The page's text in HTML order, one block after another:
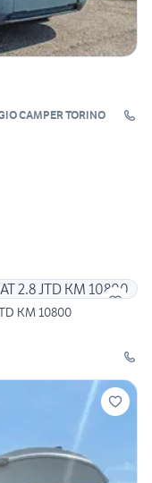
CAMPER TORINO
KM 10800